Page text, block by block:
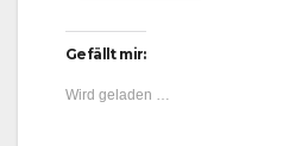
Gefällt mir:
Wird geladen …